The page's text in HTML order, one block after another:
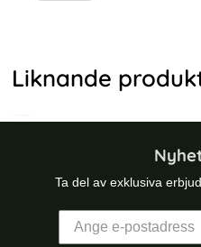
Liknande
Galaxy S25 Edge Skal
Ta del av exklusiva